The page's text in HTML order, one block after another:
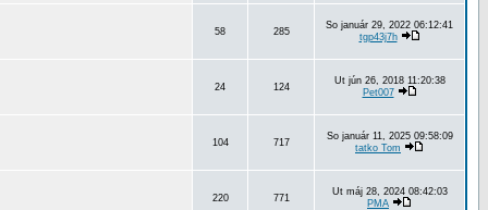
58 285
So január 29, 2022 06:12:41
tgp43j7h
24 124
Ut jún 26, 2018 11:20:38
Pet007
104 717
So január 11, 2025 09:58:09
tatko Tom
220 771
Ut máj 28, 2024 08:42:03
PMA